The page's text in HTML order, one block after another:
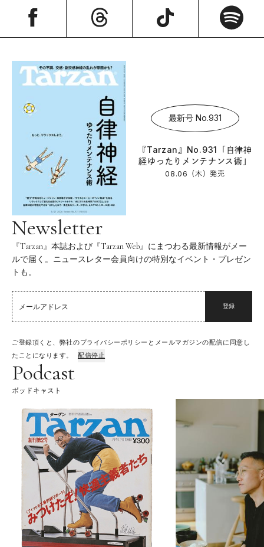
最新号 No.931
『Tarzan』No.931「自律神
経ゆったりメンテナンス術」
08.06（木）発売
Newsletter
『Tarzan』本誌および『Tarzan Web』にまつわる最新情報がメー
ルで届く。ニュースレター会員向けの特別なイベント・プレゼン
トも。
登録
ご登録頂くと、弊社のプライバシーポリシーとメールマガジンの配信に同意し
たことになります。
配信停止
Podcast
ポッドキャスト